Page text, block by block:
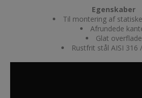
Egenskaber
Til montering af
Afrundede
Glat overflade
Rustfrit stål AISI 316